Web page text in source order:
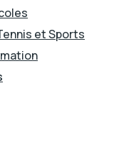
et Sports